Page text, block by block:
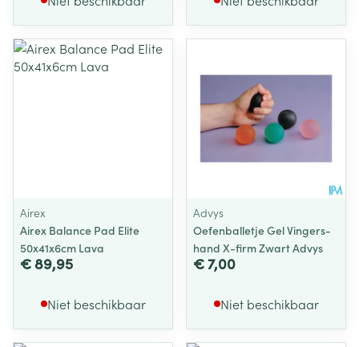
Airex
Airex Balance Pad Elite
50x41x6cm Lava
€ 89,95
Niet beschikbaar
Advys
Oefenballetje Gel Vingers-
hand X-firm Zwart Advys
€ 7,00
Niet beschikbaar